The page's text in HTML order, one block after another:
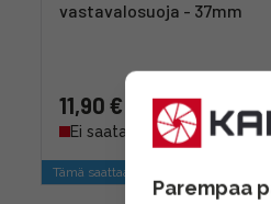
vastavalosuoja - 37mm
11,90 €
Ei saatavilla
Tämä saattaa kiinnostaa
Parempaa